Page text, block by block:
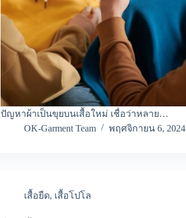
ปัญหาผ้าเป็นขุยบนเสื้อใหม่ เชื่อว่าหลาย…
OK-Garment Team
พฤศจิกายน 6, 2024
เสื้อยืด, เสื้อโปโล